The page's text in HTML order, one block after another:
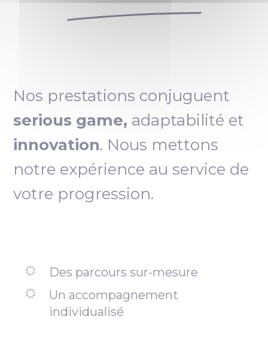
Nos prestations conjuguent
serious game, adaptabilité et
innovation. Nous mettons
notre expérience au service de
votre progression.
Des parcours sur-mesure
Un accompagnement
individualisé